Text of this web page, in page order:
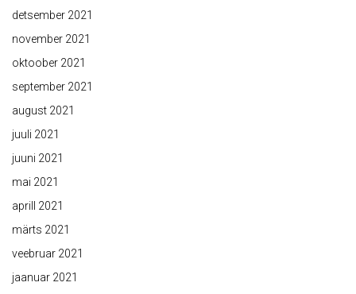
detsember 2021
november 2021
oktoober 2021
september 2021
august 2021
juuli 2021
juuni 2021
mai 2021
aprill 2021
märts 2021
veebruar 2021
jaanuar 2021